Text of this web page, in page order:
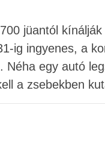
jüantól
ig ingyenes, a
Néha egy autó
a zsebekben